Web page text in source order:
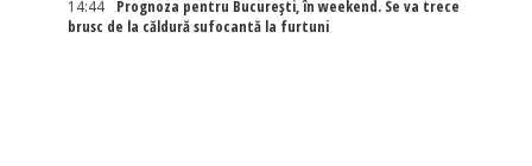
14:44
Prognoza pentru București, în weekend. Se va trece
brusc de la căldură sufocantă la furtuni